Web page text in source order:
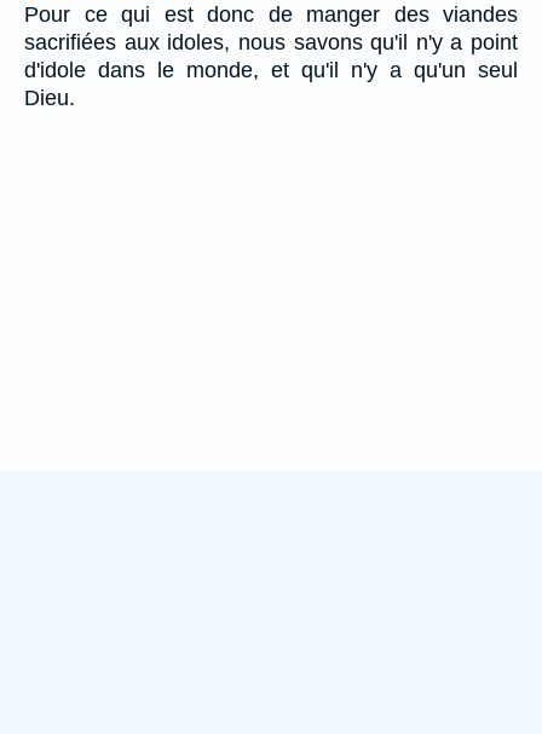
Pour ce qui est donc de manger des viandes
sacrifiées aux idoles, nous savons qu'il n'y a point
d'idole dans le monde, et qu'il n'y a qu'un seul
Dieu.